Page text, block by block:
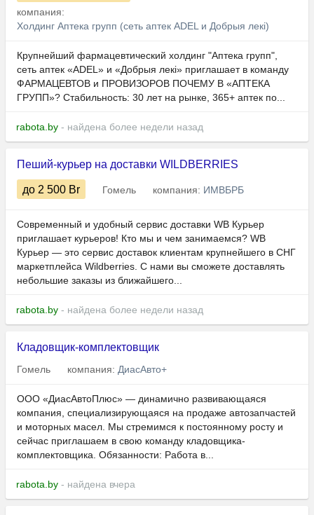
компания:
Холдинг Аптека групп (сеть аптек ADEL и Добрыя лекi)
Крупнейший фармацевтический холдинг "Аптека групп",
сеть аптек «ADEL» и «Добрыя лекі» приглашает в команду
ФАРМАЦЕВТОВ и ПРОВИЗОРОВ ПОЧЕМУ В «АПТЕКА
ГРУПП»? Стабильность: 30 лет на рынке, 365+ аптек по...
rabota.by - найдена более недели назад
Пеший-курьер на доставки WILDBERRIES
до 2 500 Br Гомель компания: ИМВБРБ
Современный и удобный сервис доставки WB Курьер
приглашает курьеров! Кто мы и чем занимаемся? WB
Курьер — это сервис доставок клиентам крупнейшего в СНГ
маркетплейса Wildberries. С нами вы сможете доставлять
небольшие заказы из ближайшего...
rabota.by - найдена более недели назад
Кладовщик-комплектовщик
Гомель компания: ДиасАвто+
ООО «ДиасАвтоПлюс» — динамично развивающаяся
компания, специализирующаяся на продаже автозапчастей
и моторных масел. Мы стремимся к постоянному росту и
сейчас приглашаем в свою команду кладовщика-
комплектовщика. Обязанности: Работа в...
rabota.by - найдена вчера